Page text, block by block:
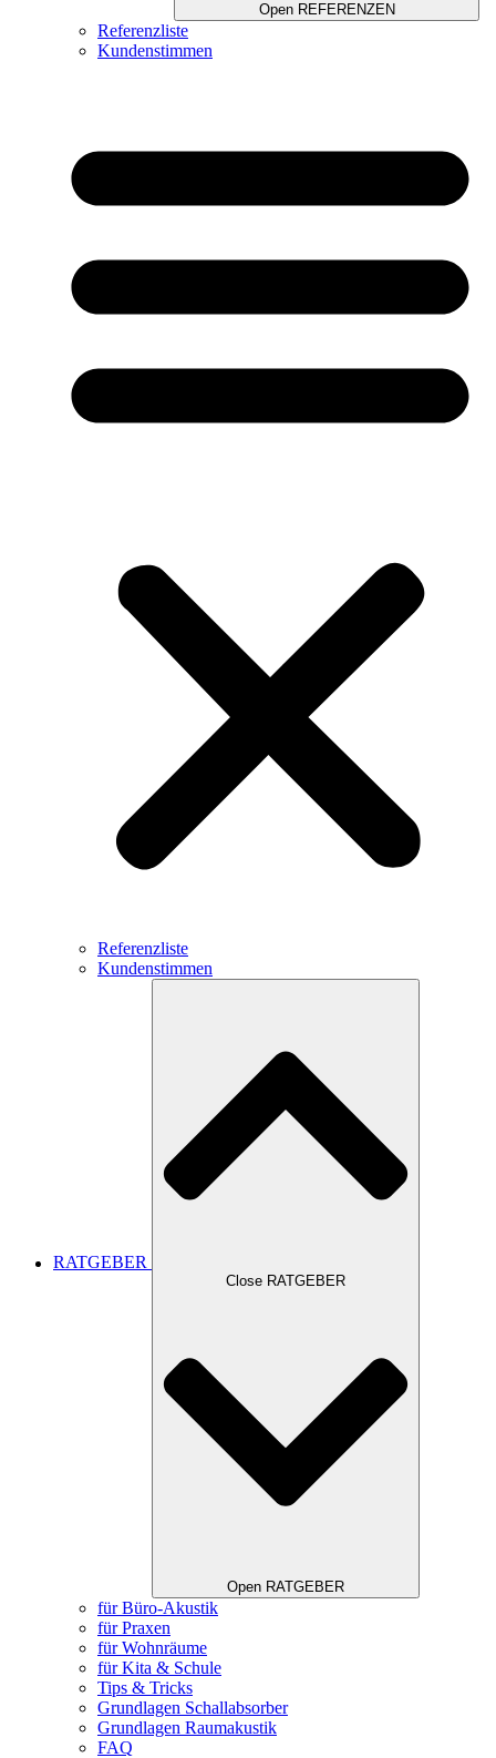
Open REFERENZEN
Referenzliste
Kundenstimmen
Referenzliste
Kundenstimmen
RATGEBER
Close RATGEBER
Open RATGEBER
für Büro-Akustik
für Praxen
für Wohnräume
für Kita & Schule
Tips & Tricks
Grundlagen Schallabsorber
Grundlagen Raumakustik
FAQ